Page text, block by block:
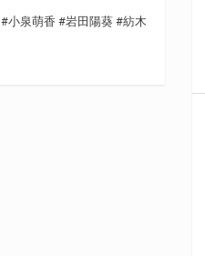
#小泉萌香 #岩田陽葵 #紡木